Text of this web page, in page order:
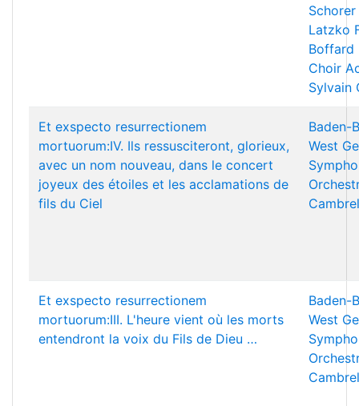
Schorer
Latzko
Boffard
Choir
Sylvain
Et exspecto resurrectionem
mortuorum:IV. Ils ressusciteront, glorieux,
avec un nom nouveau, dans le concert
joyeux des étoiles et les acclamations de
fils du Ciel
Baden-
West
Et exspecto resurrectionem
mortuorum:III. L'heure vient où les morts
entendront la voix du Fils de Dieu …
Baden-
West